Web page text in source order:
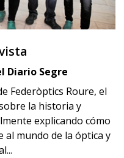
Diario Segre
Federòptics Roure, el
la historia y
explicando cómo
al mundo de la óptica y